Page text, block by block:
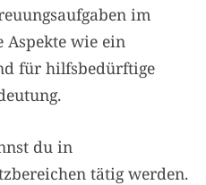
im
Aspekte wie ein
für hilfsbedürftige
du in
tätig werden.